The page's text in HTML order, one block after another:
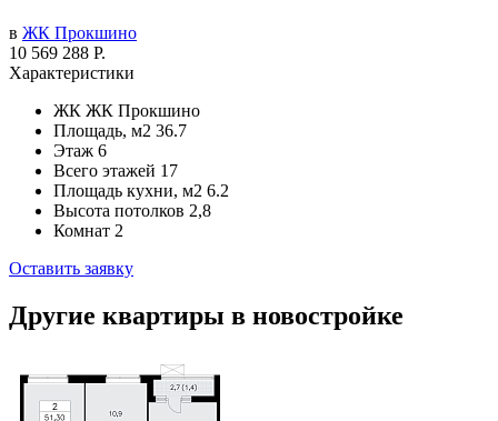
в ЖК Прокшино
10 569 288 Р.
Характеристики
ЖК ЖК Прокшино
Площадь, м2 36.7
Этаж 6
Всего этажей 17
Площадь кухни, м2 6.2
Высота потолков 2,8
Комнат 2
Оставить заявку
Другие квартиры в новостройке